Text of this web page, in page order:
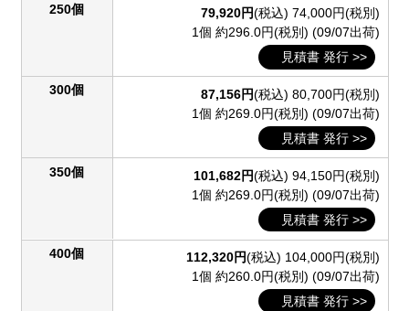
250個 79,920円(税込) 74,000円(税別)
1個 約296.0円(税別) (09/07出荷)
見積書 発行 >>
300個 87,156円(税込) 80,700円(税別)
1個 約269.0円(税別) (09/07出荷)
見積書 発行 >>
350個 101,682円(税込) 94,150円(税別)
1個 約269.0円(税別) (09/07出荷)
見積書 発行 >>
400個 112,320円(税込) 104,000円(税別)
1個 約260.0円(税別) (09/07出荷)
見積書 発行 >>